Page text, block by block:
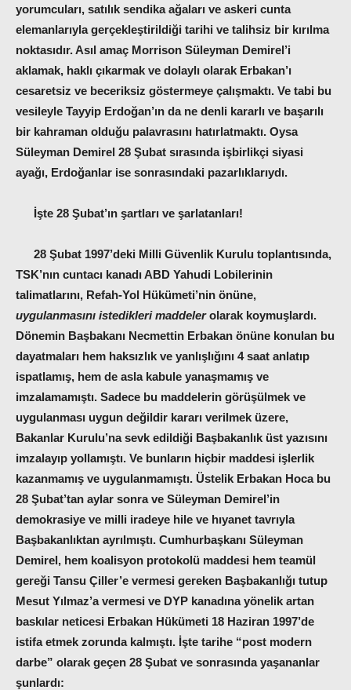
yorumcuları, satılık sendika ağaları ve askeri cunta
elemanlarıyla gerçekleştirildiği tarihi ve talihsiz bir kırılma
noktasıdır. Asıl amaç Morrison Süleyman Demirel’i
aklamak, haklı çıkarmak ve dolaylı olarak Erbakan’ı
cesaretsiz ve beceriksiz göstermeye çalışmaktı. Ve tabi bu
vesileyle Tayyip Erdoğan’ın da ne denli kararlı ve başarılı
bir kahraman olduğu palavrasını hatırlatmaktı. Oysa
Süleyman Demirel 28 Şubat sırasında işbirlikçi siyasi
ayağı, Erdoğanlar ise sonrasındaki pazarlıklarıydı.
İşte 28 Şubat’ın şartları ve şarlatanları!
28 Şubat 1997’deki Milli Güvenlik Kurulu toplantısında,
TSK’nın cuntacı kanadı ABD Yahudi Lobilerinin
talimatlarını, Refah-Yol Hükümeti’nin önüne,
uygulanmasını istedikleri maddeler olarak koymuşlardı.
Dönemin Başbakanı Necmettin Erbakan önüne konulan bu
dayatmaları hem haksızlık ve yanlışlığını 4 saat anlatıp
ispatlamış, hem de asla kabule yanaşmamış ve
imzalamamıştı. Sadece bu maddelerin görüşülmek ve
uygulanması uygun değildir kararı verilmek üzere,
Bakanlar Kurulu’na sevk edildiği Başbakanlık üst yazısını
imzalayıp yollamıştı. Ve bunların hiçbir maddesi işlerlik
kazanmamış ve uygulanmamıştı. Üstelik Erbakan Hoca bu
28 Şubat’tan aylar sonra ve Süleyman Demirel’in
demokrasiye ve milli iradeye hile ve hıyanet tavrıyla
Başbakanlıktan ayrılmıştı. Cumhurbaşkanı Süleyman
Demirel, hem koalisyon protokolü maddesi hem teamül
gereği Tansu Çiller’e vermesi gereken Başbakanlığı tutup
Mesut Yılmaz’a vermesi ve DYP kanadına yönelik artan
baskılar neticesi Erbakan Hükümeti 18 Haziran 1997’de
istifa etmek zorunda kalmıştı. İşte tarihe “post modern
darbe” olarak geçen 28 Şubat ve sonrasında yaşananlar
şunlardı: